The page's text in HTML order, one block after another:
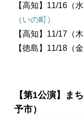
【高知】11/16（水
（いの町）
【高知】11/17（木
【徳島】11/18（金
【第1公演】ま
予市）